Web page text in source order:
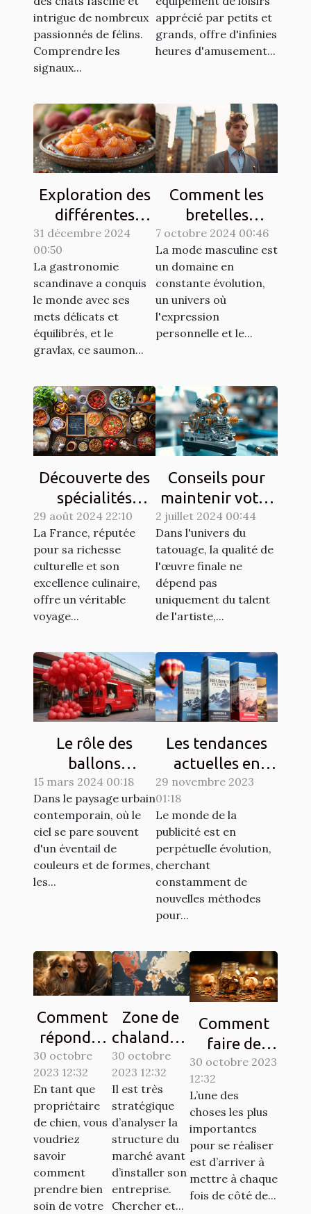
intrigue de nombreux
passionnés de félins.
Comprendre les
signaux...
disponible
apprécié par petits et
grands, offre d'infinies
heures d'amusement...
Exploration des
différentes
techniques de
gravlax avec
légumes racines
31 décembre 2024
00:50
La gastronomie
scandinave a conquis
le monde avec ses
mets délicats et
équilibrés, et le
gravlax, ce saumon...
Comment les
bretelles
redéfinissent
l'élégance
masculine
moderne
7 octobre 2024 00:46
La mode masculine est
un domaine en
constante évolution,
un univers où
l'expression
personnelle et le...
Découverte des
spécialités
culinaires
régionales et
leur histoire
29 août 2024 22:10
La France, réputée
pour sa richesse
culturelle et son
excellence culinaire,
offre un véritable
voyage...
Conseils pour
maintenir votre
matériel de
tatouage en
parfait état
2 juillet 2024 00:44
Dans l'univers du
tatouage, la qualité de
l'œuvre finale ne
dépend pas
uniquement du talent
de l'artiste,...
Le rôle des
ballons
publicitaires
dans les
campagnes de
sensibilisation
15 mars 2024 00:18
Dans le paysage urbain
contemporain, où le
ciel se pare souvent
d'un éventail de
couleurs et de formes,
les...
Les tendances
actuelles en
matière de
ballons
publicitaires
hélium
29 novembre 2023
01:18
Le monde de la
publicité est en
perpétuelle évolution,
cherchant
constamment de
nouvelles méthodes
pour...
Comment
répondre
aux
besoins de
base de
votre
chien ?
30 octobre
2023 12:32
En tant que
propriétaire
de chien, vous
voudriez
savoir
comment
prendre bien
soin de votre
Zone de
chalandise
: qu’est-ce
que c’est ?
30 octobre
2023 12:32
Il est très
stratégique
d’analyser la
structure du
marché avant
d’installer son
entreprise.
Chercher et...
Comment
faire de
l’économie ?
Tout savoir.
30 octobre 2023
12:32
L’une des
choses les plus
importantes
pour se réaliser
est d’arriver à
mettre à chaque
fois de côté de...